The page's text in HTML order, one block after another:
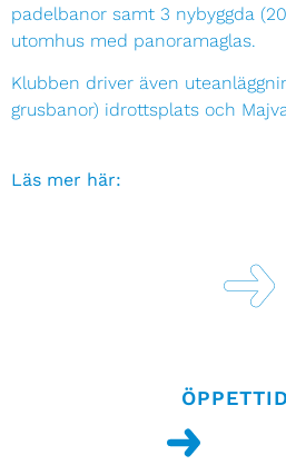
padelbanor samt 3 nybyggda
utomhus med panoramaglas.
Klubben driver även
grusbanor) idrottsplats och
Läs mer här: